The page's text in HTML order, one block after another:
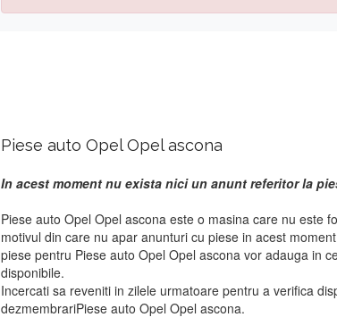
Piese auto Opel Opel ascona
In acest moment nu exista nici un anunt referitor la
Piese auto Opel Opel ascona este o masina care nu este
motivul din care nu apar anunturi cu piese in acest
piese pentru Piese auto Opel Opel ascona vor adauga in
disponibile.
Incercati sa reveniti in zilele urmatoare pentru a verifica
dezmembrariPiese auto Opel Opel ascona.